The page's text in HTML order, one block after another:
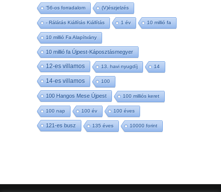
'56-os forradalom (V)észjelzés
- Rálátás Kiállítás Kiállítás 1 év 10 millió fa
10 millió Fa Alapítvány
10 millió fa Újpest-Káposztásmegyer
12-es villamos 13. havi nyugdíj 14
14-es villamos 100
100 Hangos Mese Újpest 100 milliós keret
100 nap 100 év 100 éves
121-es busz 135 éves 10000 forint